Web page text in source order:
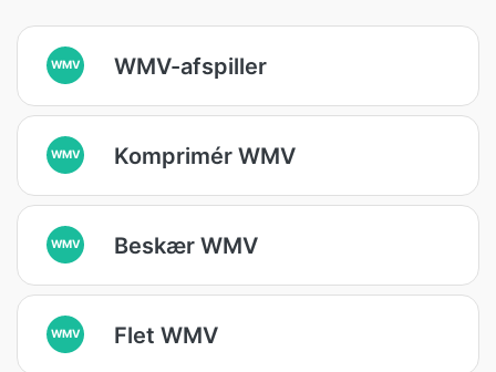
WMV WMV-afspiller
WMV Komprimér WMV
WMV Beskær WMV
WMV Flet WMV